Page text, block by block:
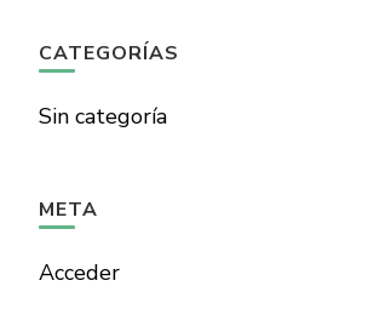
CATEGORÍAS
Sin categoría
META
Acceder